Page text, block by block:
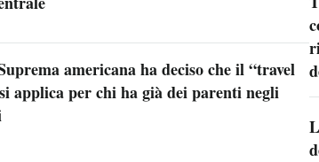
americana ha deciso che il “travel
applica per chi ha già dei parenti negli